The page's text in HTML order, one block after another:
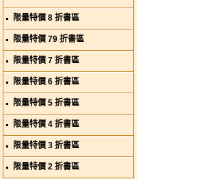
限量特價 8 折書區
限量特價 79 折書區
限量特價 7 折書區
限量特價 6 折書區
限量特價 5 折書區
限量特價 4 折書區
限量特價 3 折書區
限量特價 2 折書區